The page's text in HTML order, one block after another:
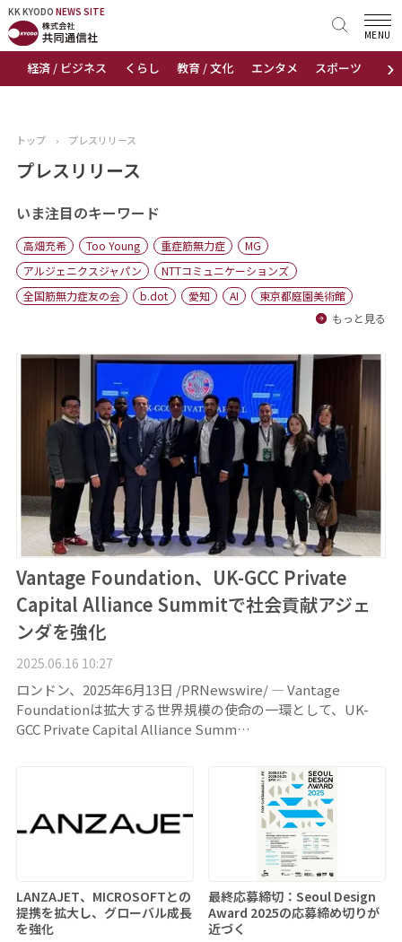
KK KYODO NEWS SITE
›
経済 / ビジネス くらし 教育 / 文化 エンタメ スポーツ 地域
MENU
KK KYODONEWS SITE
トップページ
ニュース
おすすめコンテンツ
出版物
会社概要
トップ › プレスリリース
プレスリリース
いま注目のキーワード
高畑充希 Too Young 重症筋無力症
MG
アルジェニクスジャパン
NTTコミュニケーションズ
全国筋無力症友の会
b.dot 愛知 AI
東京都庭園美術館
もっと見る
Vantage Foundation、UK-GCC Private
Capital Alliance Summitで社会貢献アジェ
ンダを強化
2025.06.16 10:27
ロンドン、2025年6月13日 /PRNewswire/ — Vantage
Foundationは拡大する世界規模の使命の一環として、UK-
GCC Private Capital Alliance Summ…
LANZAJET、MICROSOFTとの
提携を拡大し、グローバル成長
を強化
最終応募締切：Seoul Design
Award 2025の応募締め切りが
近づく